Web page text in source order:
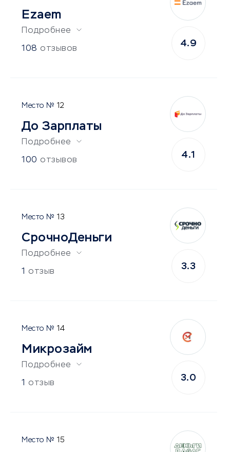
Ezaem
Подробнее
108 отзывов
4.9
12
До Зарплаты
Подробнее
100 отзывов
4.1
13
СрочноДеньги
Подробнее
1 отзыв
3.3
14
Микрозайм
Подробнее
1 отзыв
3.0
15